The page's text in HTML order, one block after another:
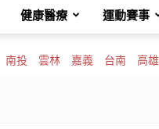
HotMessage
健康醫療 運動賽事
南投 雲林 嘉義 台南 高雄